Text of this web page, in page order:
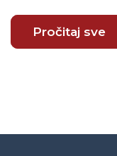
Pročitaj sve